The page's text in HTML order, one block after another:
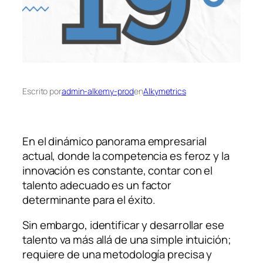
Escrito poradmin-alkemy-prodenAlkymetrics
En el dinámico panorama empresarial
actual, donde la competencia es feroz y la
innovación es constante, contar con el
talento adecuado es un factor
determinante para el éxito.
Sin embargo, identificar y desarrollar ese
talento va más allá de una simple intuición;
requiere de una metodología precisa y